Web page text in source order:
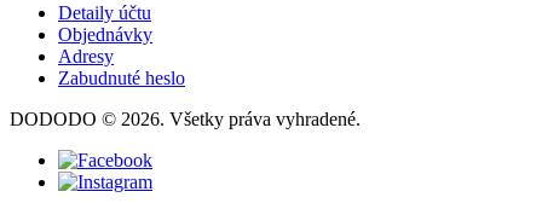
Detaily účtu
Objednávky
Adresy
Zabudnuté heslo
DODODO © 2026. Všetky práva vyhradené.